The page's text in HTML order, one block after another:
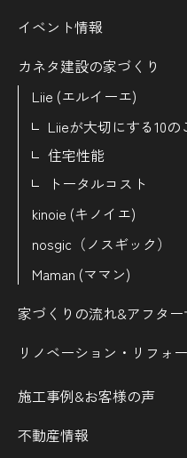
イベント情報
カネタ建設の家づくり
Liie (エルイーエ)
Liieが大切にする10の
住宅性能
トータルコスト
kinoie (キノイエ)
nosgic（ノスギック）
Maman (ママン)
家づくりの流れ&アフタ
リノベーション・リフォ
施工事例&お客様の声
不動産情報